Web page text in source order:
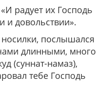
радует их Господь
и довольствии».
послышался
длинными, много
(суннат-намаз),
тебе Господь